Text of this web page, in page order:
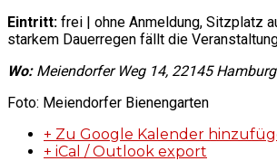
Eintritt: frei | ohne Anmeldung, Sitzplatz
starkem Dauerregen fällt die
Wo:Meiendorfer Weg 14, 22145 Hamburg
Foto: Meiendorfer Bienengarten
+ Zu Google Kalender
+ iCal / Outlook export